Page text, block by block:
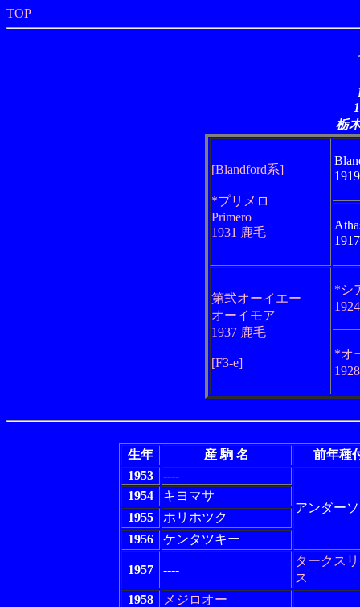
TOP
栃
[Blandford系]
*プリメロ
Primero
1931 鹿毛
第弐オーイエー
オーイモア
1937 鹿毛
[F3-e]
*シ
*オ
生年 産 駒 名
前年種
1953
----
アンダー
1954
キヨマサ
1955
ホリホツク
1956
ケンタツキー
1957 ----
タークス
ス
1958
メジロオー